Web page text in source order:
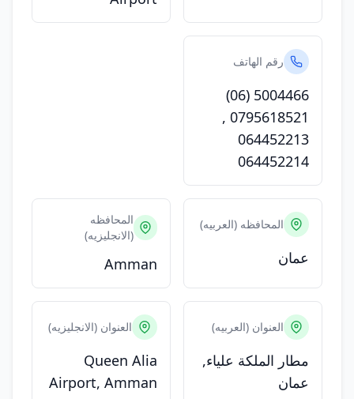
رقم الهاتف
(06) 5004466
0795618521
,
064452213
064452214
المحافظه (العربيه)
عمان
المحافظه
(الانجليزيه)
Amman
العنوان (العربيه)
مطار الملكة علياء,
عمان
العنوان (الانجليزيه)
Queen Alia
Airport, Amman